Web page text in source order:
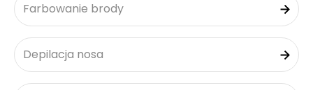
Farbowanie brody
Depilacja nosa